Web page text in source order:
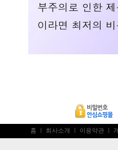
홈 회사소개 이용약관